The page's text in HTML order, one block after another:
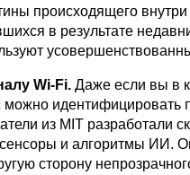
происходящего
в результате
Wi-Fi. Даже если вы в
идентифицировать
из MIT разработали
и алгоритмы ИИ.
сторону